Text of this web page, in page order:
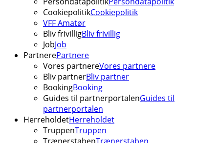
CookiepolitikCookiepolitik
VFF Amatør
Bliv frivilligBliv frivillig
JobJob
PartnerePartnere
Vores partnereVores partnere
Bliv partnerBliv partner
BookingBooking
Guides til partnerportalenGuides til
partnerportalen
HerreholdetHerreholdet
TruppenTruppen